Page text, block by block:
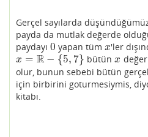
Gerçel sayılarda
payda da mutlak değerde
paydayı 0
0 yapan tüm x
x 'ler
x = R − {5, 7}
x= R− {5, 7} bütünx
x
olur, bunun sebebi bütün
için birbirini goturmesiymis,
kitabı.